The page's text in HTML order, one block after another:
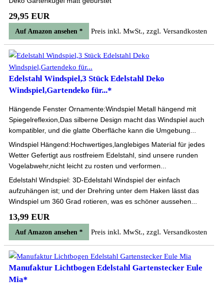
29,95 EUR
Auf Amazon ansehen * Preis inkl. MwSt., zzgl. Versandkosten
Edelstahl Windspiel,3 Stück Edelstahl Deko
Windspiel,Gartendeko für...*
Hängende Fenster Ornamente:Windspiel Metall hängend mit
Spiegelreflexion,Das silberne Design macht das Windspiel auch
kompatibler, und die glatte Oberfläche kann die Umgebung...
Windspiel Hängend:Hochwertiges,langlebiges Material für jedes
Wetter Gefertigt aus rostfreiem Edelstahl, sind unsere runden
Vogelabwehr,nicht leicht zu rosten und verformen...
Edelstahl Windspiel: 3D-Edelstahl Windspiel der einfach
aufzuhängen ist; und der Drehring unter dem Haken lässt das
Windspiel um 360 Grad rotieren, was es schöner aussehen...
13,99 EUR
Auf Amazon ansehen * Preis inkl. MwSt., zzgl. Versandkosten
Manufaktur Lichtbogen Edelstahl Gartenstecker Eule
Mia*